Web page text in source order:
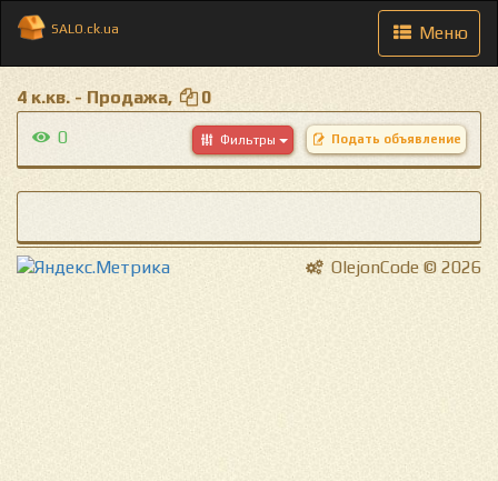
Toggle
navigation
Меню
SALO.ck.ua
4 к.кв. - Продажа,
0
0
Фильтры Подать объявление
OlejonCode © 2026